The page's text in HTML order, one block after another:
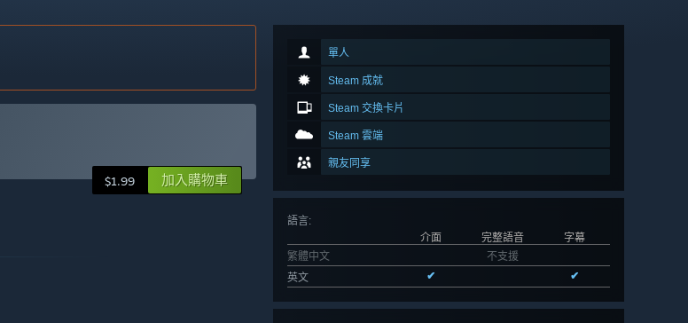
單人
Steam 成就
Steam 交換卡片
Steam 雲端
親友同享
語言:
介面
完整語音
字幕
繁體中文
不支援
英文
✔ ✔
$1.99 加入購物車